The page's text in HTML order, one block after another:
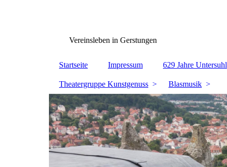
Vereinsleben in Gerstungen
Startseite Impressum 629 Jahre Untersuhl
Theatergruppe Kunstgenuss Blasmusik